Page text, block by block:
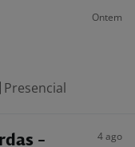
Ontem
Presencial
-
4 ago